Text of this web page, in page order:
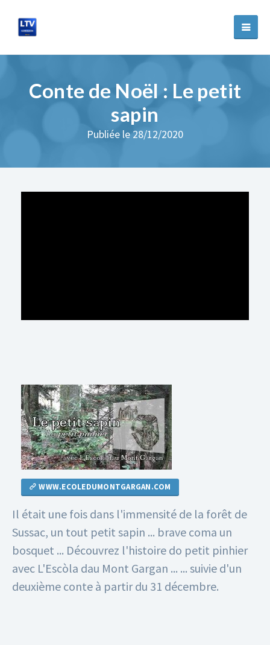
Conte de Noël : Le petit
sapin
Publiée le 28/12/2020
WWW.ECOLEDUMONTGARGAN.COM
Il était une fois dans l'immensité de la forêt de
Sussac, un tout petit sapin ... brave coma un
bosquet ... Découvrez l'histoire do petit pinhier
avec L'Escòla dau Mont Gargan ... ... suivie d'un
deuxième conte à partir du 31 décembre.